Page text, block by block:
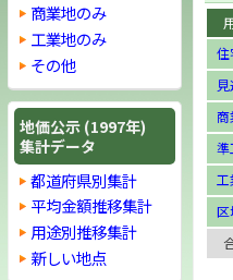
商業地のみ
工業地のみ
その他
地価公示 (1997年)
集計データ
都道府県別集計
平均金額推移集計
用途別推移集計
新しい地点
住
商
準
工
区